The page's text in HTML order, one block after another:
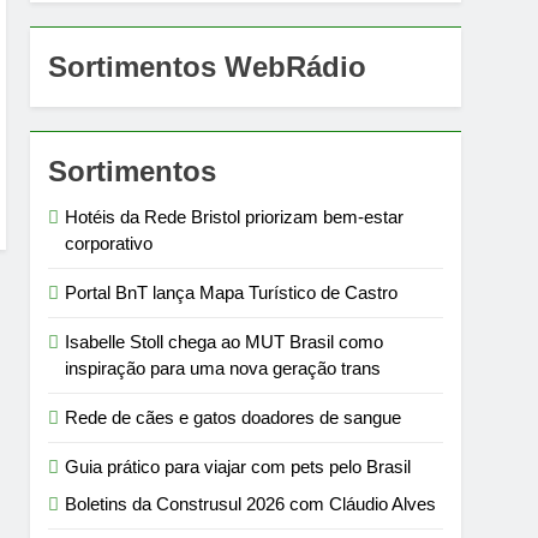
Sortimentos WebRádio
Sortimentos
Hotéis da Rede Bristol priorizam bem-estar
corporativo
Portal BnT lança Mapa Turístico de Castro
Isabelle Stoll chega ao MUT Brasil como
inspiração para uma nova geração trans
Rede de cães e gatos doadores de sangue
Guia prático para viajar com pets pelo Brasil
Boletins da Construsul 2026 com Cláudio Alves